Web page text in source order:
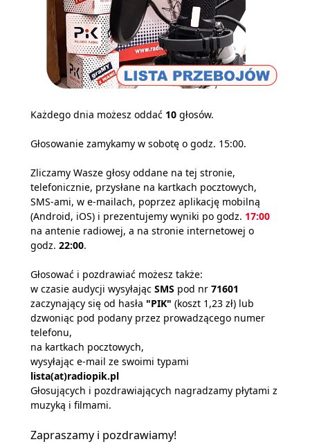
Każdego dnia możesz oddać 10 głosów.
Głosowanie zamykamy w sobotę o godz. 15:00.
Zliczamy Wasze głosy oddane na tej stronie,
telefonicznie, przysłane na kartkach pocztowych,
SMS-ami, w e-mailach, poprzez aplikację mobilną
(Android, iOS) i prezentujemy wyniki po godz. 17:00
na antenie radiowej, a na stronie internetowej o
godz. 22:00.
Głosować i pozdrawiać możesz także:
w czasie audycji wysyłając SMS pod nr 71601
zaczynający się od hasła "PIK" (koszt 1,23 zł) lub
dzwoniąc pod podany przez prowadzącego numer
telefonu,
na kartkach pocztowych,
wysyłając e-mail ze swoimi typami
lista(at)radiopik.pl
Głosujących i pozdrawiających nagradzamy płytami z
muzyką i filmami.
Zapraszamy i pozdrawiamy!